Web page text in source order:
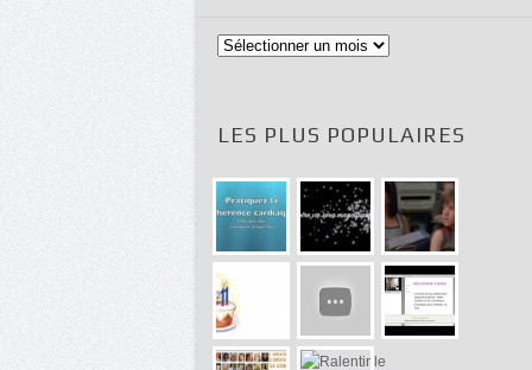
Archives
LES PLUS POPULAIRES